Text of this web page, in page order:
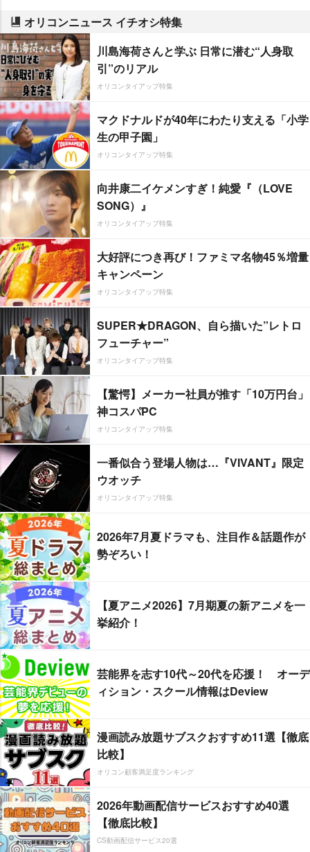
オリコンニュース イチオシ特集
川島海荷さんと学ぶ 日常に潜む“人身取
引”のリアル
オリコンタイアップ特集
マクドナルドが40年にわたり支える「小学
生の甲子園」
オリコンタイアップ特集
向井康二イケメンすぎ！純愛『（LOVE
SONG）』
オリコンタイアップ特集
大好評につき再び！ファミマ名物45％増量
キャンペーン
オリコンタイアップ特集
SUPER★DRAGON、自ら描いた”レトロ
フューチャー”
オリコンタイアップ特集
【驚愕】メーカー社員が推す「10万円台」
神コスパPC
オリコンタイアップ特集
一番似合う登場人物は…『VIVANT』限定
ウオッチ
オリコンタイアップ特集
2026年7月夏ドラマも、注目作＆話題作が
勢ぞろい！
【夏アニメ2026】7月期夏の新アニメを一
挙紹介！
芸能界を志す10代～20代を応援！ オーデ
ィション・スクール情報はDeview
漫画読み放題サブスクおすすめ11選【徹底
比較】
オリコン顧客満足度ランキング
2026年動画配信サービスおすすめ40選
【徹底比較】
CS動画配信サービス20選